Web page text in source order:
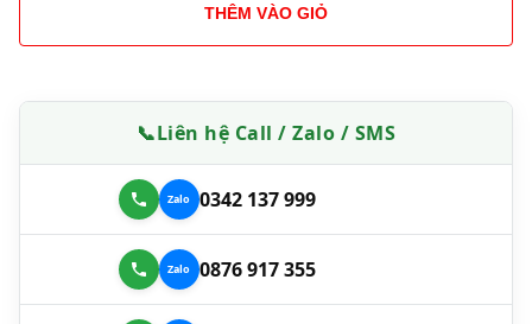
THÊM VÀO GIỎ
📞Liên hệ Call / Zalo / SMS
0342 137 999
0876 917 355